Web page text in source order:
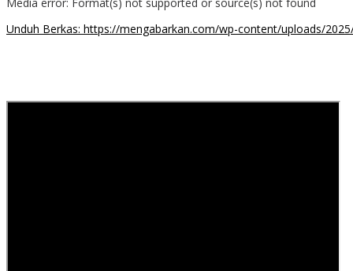
Unduh Berkas: https://mengabarkan.com/wp-content/uploads/